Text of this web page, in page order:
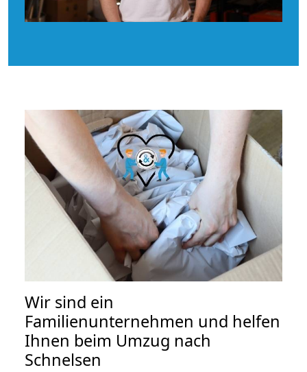
Wir sind ein
Familienunternehmen und helfen
Ihnen beim Umzug nach
Schnelsen